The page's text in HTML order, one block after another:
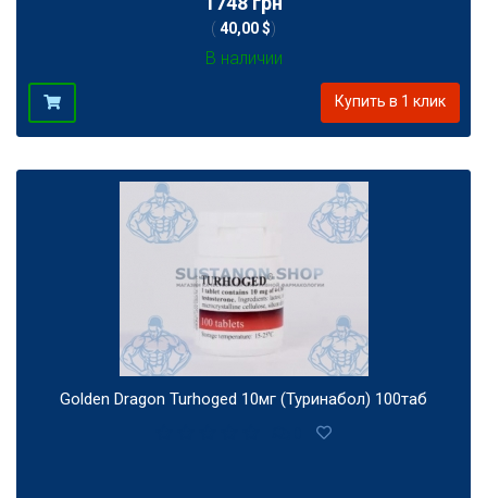
( 40,00 $)
В наличии
Купить в 1 клик
Golden Dragon Turhoged 10мг (Туринабол) 100таб